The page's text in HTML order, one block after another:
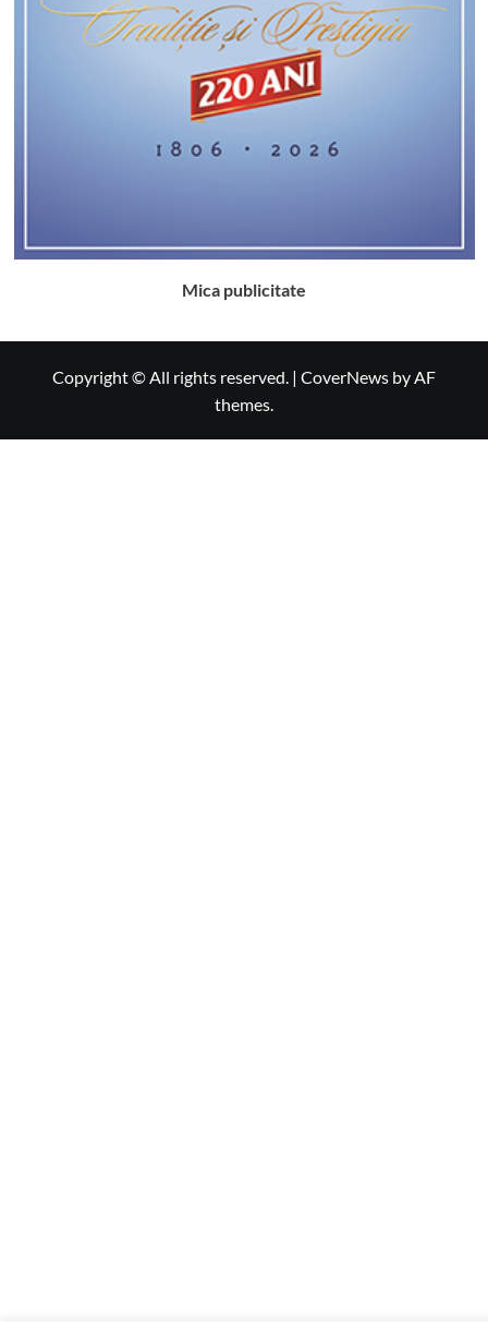
Mica publicitate
Copyright © All rights reserved. | CoverNews by AF
themes.